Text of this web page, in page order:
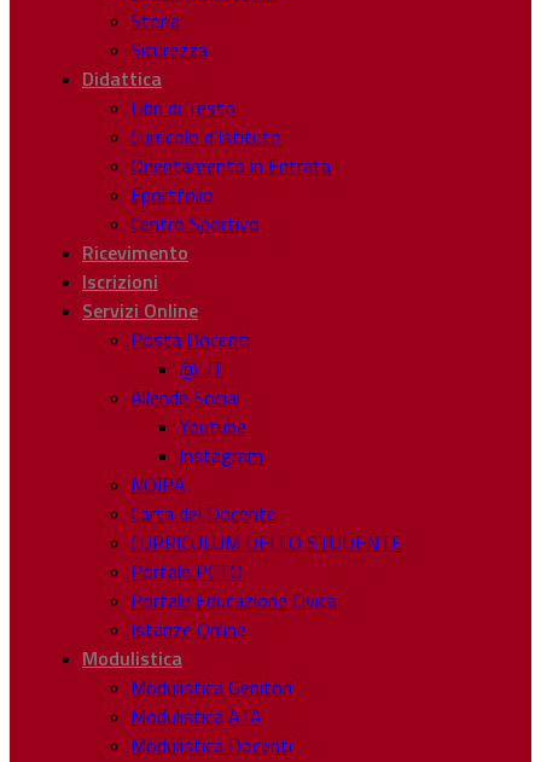
Storia
Sicurezza
Didattica
Libri di Testo
Curricolo d’Istituto
Orientamento in Entrata
Eportfolio
Centro Sportivo
Ricevimento
Iscrizioni
Servizi Online
Posta Docenti
@ .IT
Allende Social
Youtube
Instagram
NOIPA
Carta del Docente
CURRICULUM DELLO STUDENTE
Portale PCTO
Portale Educazione Civica
Istanze Online
Modulistica
Modulistica Genitori
Modulistica ATA
Modulistica Docenti